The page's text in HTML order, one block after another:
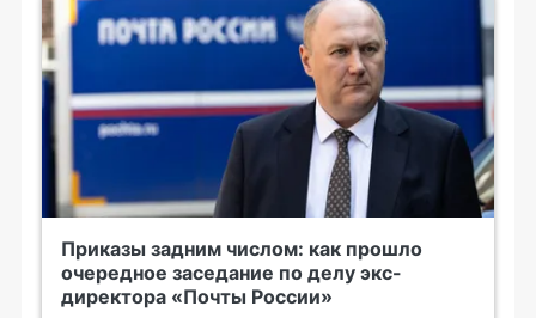
Приказы задним числом: как прошло
очередное заседание по делу экс-
директора «Почты России»